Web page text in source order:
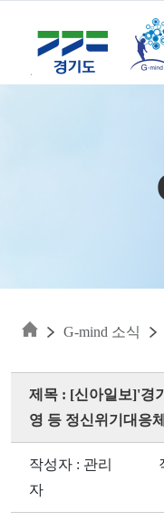
G-mind 소식
제목 : [신아일보]'경
영 등 정신위기대응
작성자 : 관리
자